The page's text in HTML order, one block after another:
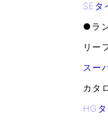
SEタ
●ラ
リー
スー
カタ
HG